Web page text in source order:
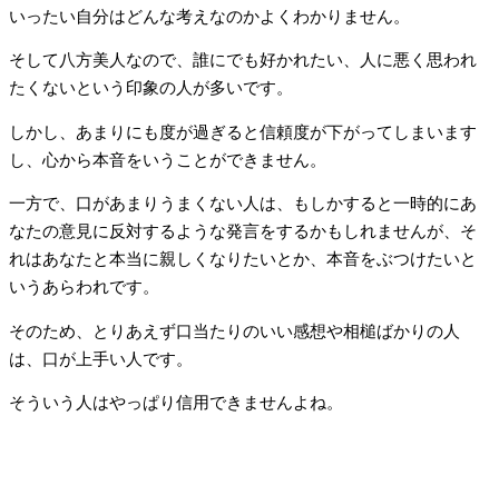
いったい自分はどんな考えなのかよくわかりません。
そして八方美人なので、誰にでも好かれたい、人に悪く思われ
たくないという印象の人が多いです。
しかし、あまりにも度が過ぎると信頼度が下がってしまいます
し、心から本音をいうことができません。
一方で、口があまりうまくない人は、もしかすると一時的にあ
なたの意見に反対するような発言をするかもしれませんが、そ
れはあなたと本当に親しくなりたいとか、本音をぶつけたいと
いうあらわれです。
そのため、とりあえず口当たりのいい感想や相槌ばかりの人
は、口が上手い人です。
そういう人はやっぱり信用できませんよね。